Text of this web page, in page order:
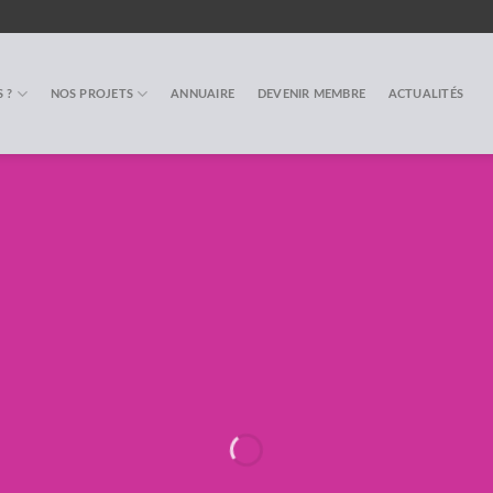
? NOS PROJETS ANNUAIRE DEVENIR MEMBRE ACTUALITÉS